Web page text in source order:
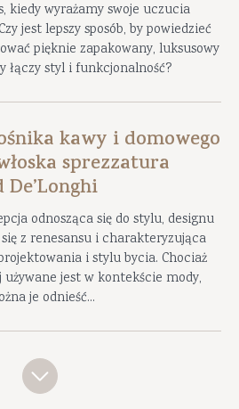
kiedy wyrażamy swoje uczucia
jest lepszy sposób, by powiedzieć
pięknie zapakowany, luksusowy
łączy styl i funkcjonalność?
kawy i domowego
sprezzatura
De’Longhi
odnosząca się do stylu, designu
z renesansu i charakteryzująca
i stylu bycia. Chociaż
używane jest w kontekście mody,
je odnieść...